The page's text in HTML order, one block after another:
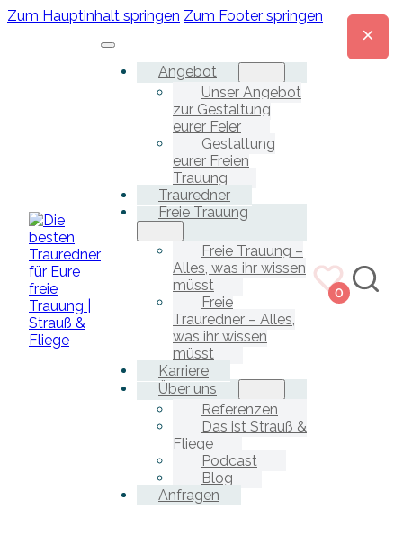
Zum Hauptinhalt springen Zum Footer springen
Angebot
Unser Angebot
zur Gestaltung
eurer Feier
Gestaltung
eurer Freien
Trauung
Trauredner
Freie Trauung
Freie Trauung –
Alles, was ihr wissen
müsst
Freie
Trauredner – Alles,
was ihr wissen
müsst
Karriere
Über uns
Referenzen
Das ist Strauß &
Fliege
Podcast
Blog
Anfragen
0